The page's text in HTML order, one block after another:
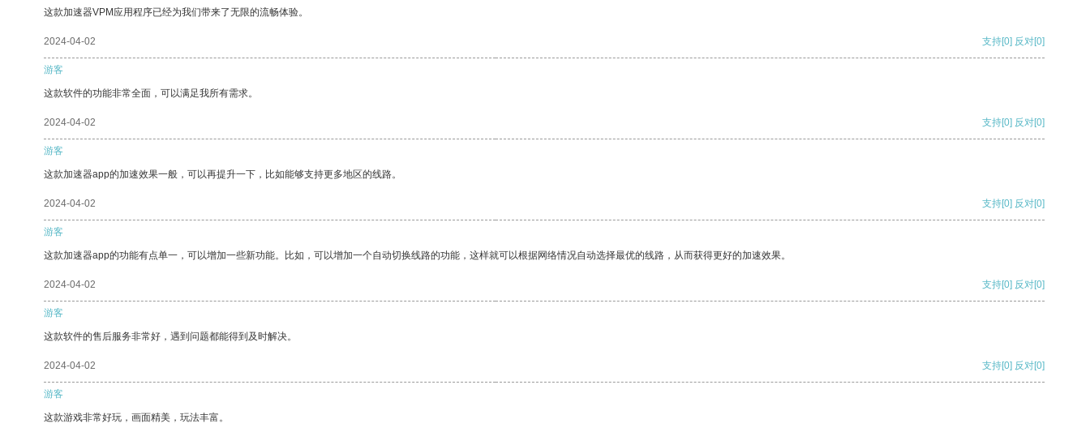
这款加速器VPM应用程序已经为我们带来了无限的流畅体验。
2024-04-02 支持[0] 反对[0]
游客
这款软件的功能非常全面，可以满足我所有需求。
2024-04-02 支持[0] 反对[0]
游客
这款加速器app的加速效果一般，可以再提升一下，比如能够支持更多地区的线路。
2024-04-02 支持[0] 反对[0]
游客
这款加速器app的功能有点单一，可以增加一些新功能。比如，可以增加一个自动切换线路的功能，这样就可以根据网络情况自动选择最优的线路，从而获得更好的加速效果。
2024-04-02 支持[0] 反对[0]
游客
这款软件的售后服务非常好，遇到问题都能得到及时解决。
2024-04-02 支持[0] 反对[0]
游客
这款游戏非常好玩，画面精美，玩法丰富。